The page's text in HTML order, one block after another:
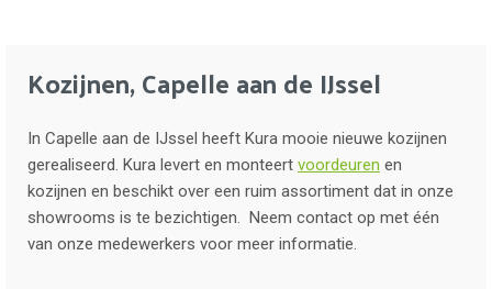
Kozijnen, Capelle aan de IJssel
In Capelle aan de IJssel heeft Kura mooie nieuwe kozijnen
gerealiseerd. Kura levert en monteert voordeuren en
kozijnen en beschikt over een ruim assortiment dat in onze
showrooms is te bezichtigen. Neem contact op met één
van onze medewerkers voor meer informatie.